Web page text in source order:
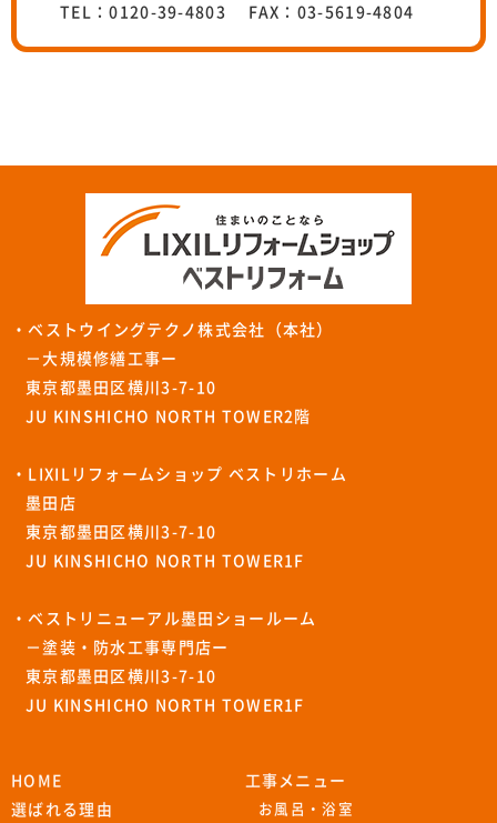
TEL：0120-39-4803 FAX：03-5619-4804
・ベストウイングテクノ株式会社（本社）
－大規模修繕工事ー
東京都墨田区横川3-7-10
JU KINSHICHO NORTH TOWER2階
・LIXILリフォームショップ ベストリホーム
墨田店
東京都墨田区横川3-7-10
JU KINSHICHO NORTH TOWER1F
・ベストリニューアル墨田ショールーム
－塗装・防水工事専門店ー
東京都墨田区横川3-7-10
JU KINSHICHO NORTH TOWER1F
HOME
選ばれる理由
工事メニュー
お風呂・浴室